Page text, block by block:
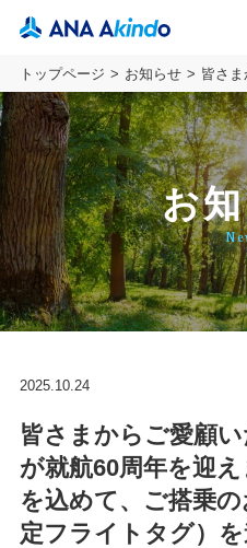
トップページ お知らせ 皆さ
お
2025.10.24
皆さまからご愛顧
が就航60周年を迎
を込めて、ご搭乗
定フライトタグ）を